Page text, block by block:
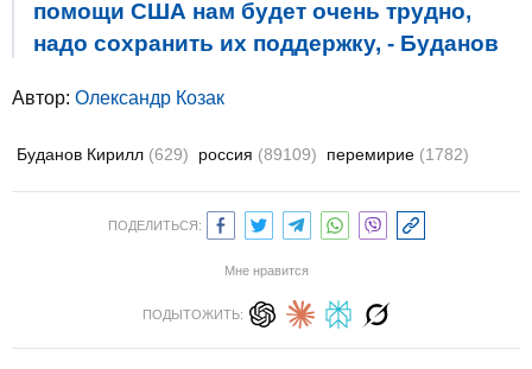
помощи США нам будет очень трудно,
надо сохранить их поддержку, - Буданов
Автор: Олександр Козак
Буданов Кирилл (629) россия (89109) перемирие (1782)
ПОДЕЛИТЬСЯ:
Мне нравится
ПОДЫТОЖИТЬ: